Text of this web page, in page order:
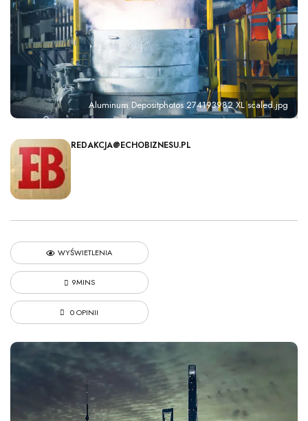
Aluminum Depositphotos 274193982 XL scaled.jpg
REDAKCJA@ECHOBIZNESU.PL
WYŚWIETLENIA
9MINS
0 OPINII